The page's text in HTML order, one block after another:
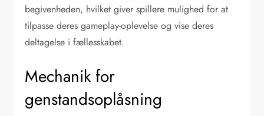
begivenheden, hvilket giver spillere mulighed for at
tilpasse deres gameplay-oplevelse og vise deres
deltagelse i fællesskabet.
Mechanik for
genstandsoplåsning